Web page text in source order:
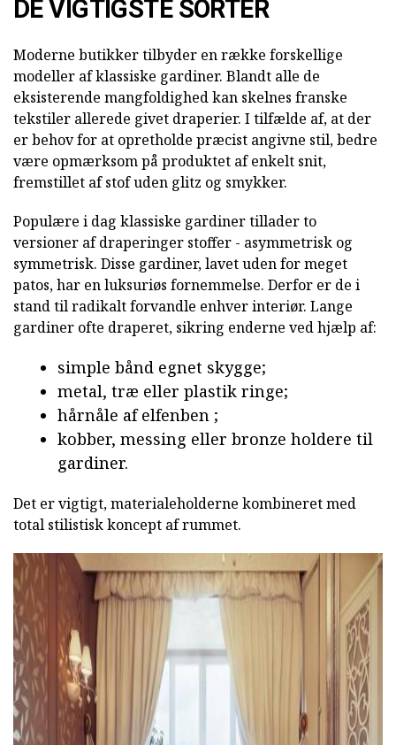
DE VIGTIGSTE SORTER
Moderne butikker tilbyder en række forskellige
modeller af klassiske gardiner. Blandt alle de
eksisterende mangfoldighed kan skelnes franske
tekstiler allerede givet draperier. I tilfælde af, at der
er behov for at opretholde præcist angivne stil, bedre
være opmærksom på produktet af enkelt snit,
fremstillet af stof uden glitz og smykker.
Populære i dag klassiske gardiner tillader to
versioner af draperinger stoffer - asymmetrisk og
symmetrisk. Disse gardiner, lavet uden for meget
patos, har en luksuriøs fornemmelse. Derfor er de i
stand til radikalt forvandle enhver interiør. Lange
gardiner ofte draperet, sikring enderne ved hjælp af:
simple bånd egnet skygge;
metal, træ eller plastik ringe;
hårnåle af elfenben ;
kobber, messing eller bronze holdere til
gardiner.
Det er vigtigt, materialeholderne kombineret med
total stilistisk koncept af rummet.